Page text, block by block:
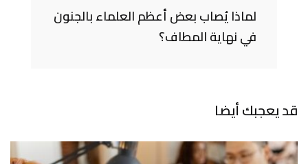
لماذا يُصاب بعض أعظم العلماء بالجنون
في نهاية المطاف؟
قد يعجبك أيضا